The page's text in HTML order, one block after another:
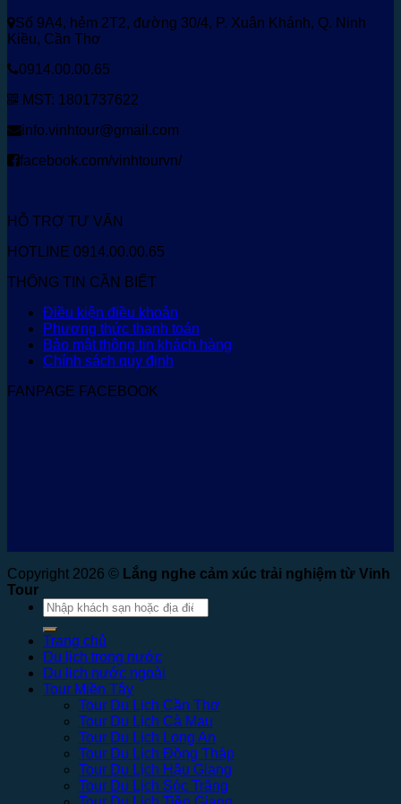
Số 9A4, hẻm 2T2, đường 30/4, P. Xuân Khánh, Q. Ninh
Kiều, Cần Thơ
0914.00.00.65
MST: 1801737622
info.vinhtour@gmail.com
facebook.com/vinhtourvn/
HỖ TRỢ TƯ VẤN
HOTLINE 0914.00.00.65
THÔNG TIN CẦN BIẾT
Điều kiện điều khoản
Phương thức thanh toán
Bảo mật thông tin khách hàng
Chính sách quy định
FANPAGE FACEBOOK
Copyright 2026 © Lắng nghe cảm xúc trải nghiệm từ Vinh
Tour
Tìm
kiếm:
Trang chủ
Du lịch trong nước
Du lịch nước ngoài
Tour Miền Tây
Tour Du Lịch Cần Thơ
Tour Du Lịch Cà Mau
Tour Du Lịch Long An
Tour Du Lịch Đồng Tháp
Tour Du Lịch Hậu Giang
Tour Du Lịch Sóc Trăng